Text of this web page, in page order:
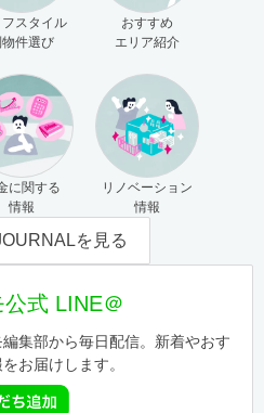
フスタイル
物件選び
おすすめ
エリア紹介
に関する
情報
リノベーション
情報
を見る
式 LINE＠
集部から毎日配信。新着やおす
お届けします。